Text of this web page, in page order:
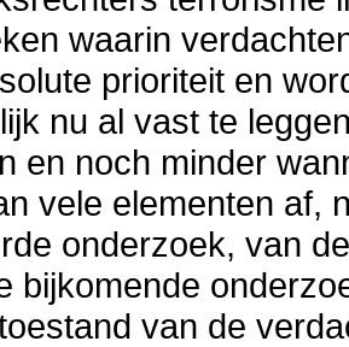
waarin
prioriteit en
nu al vast te
en noch minder
vele elementen af,
onderzoek, van
bijkomende
van de